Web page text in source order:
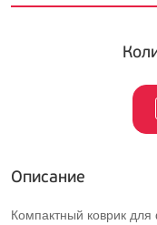
Описание
Компактный коврик